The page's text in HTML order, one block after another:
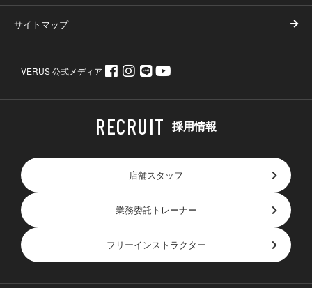
サイトマップ
VERUS 公式メディア
採用情報
店舗スタッフ
業務委託トレーナー
フリーインストラクター